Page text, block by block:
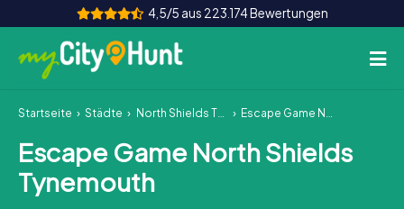
4,5/5 aus 223.174 Bewertungen
So funktioniert's
Städte
Startseite Städte North Shields Tynemouth Escape Game North Shields Tynemouth
Escape Game North Shields
Tynemouth